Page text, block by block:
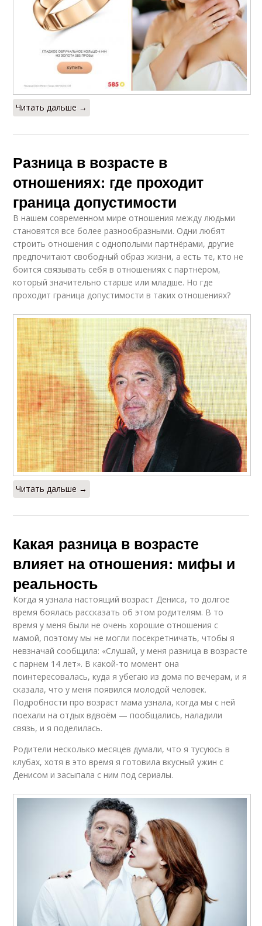
Читать дальше →
Разница в возрасте в
отношениях: где проходит
граница допустимости
В нашем современном мире отношения между людьми
становятся все более разнообразными. Одни любят
строить отношения с однополыми партнёрами, другие
предпочитают свободный образ жизни, а есть те, кто не
боится связывать себя в отношениях с партнёром,
который значительно старше или младше. Но где
проходит граница допустимости в таких отношениях?
Читать дальше →
Какая разница в возрасте
влияет на отношения: мифы и
реальность
Когда я узнала настоящий возраст Дениса, то долгое
время боялась рассказать об этом родителям. В то
время у меня были не очень хорошие отношения с
мамой, поэтому мы не могли посекретничать, чтобы я
невзначай сообщила: «Слушай, у меня разница в возрасте
с парнем 14 лет». В какой‑то момент она
поинтересовалась, куда я убегаю из дома по вечерам, и я
сказала, что у меня появился молодой человек.
Подробности про возраст мама узнала, когда мы с ней
поехали на отдых вдвоём — пообщались, наладили
связь, и я поделилась.
Родители несколько месяцев думали, что я тусуюсь в
клубах, хотя в это время я готовила вкусный ужин с
Денисом и засыпала с ним под сериалы.